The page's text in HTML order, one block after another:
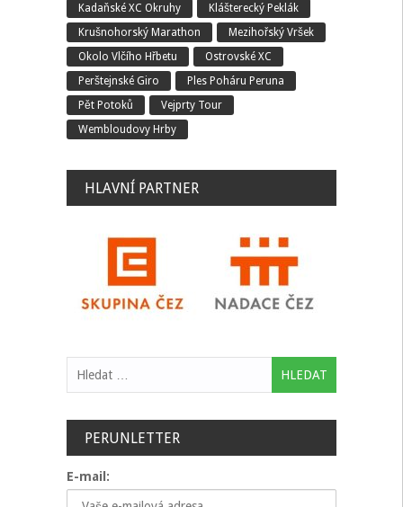
Kadaňské XC Okruhy
Klášterecký Peklák
Krušnohorský Marathon
Mezihořský Vršek
Okolo Vlčího Hřbetu
Ostrovské XC
Perštejnské Giro
Ples Poháru Peruna
Pět Potoků
Vejprty Tour
Wembloudovy Hrby
HLAVNÍ PARTNER
Vyhledávání
PERUNLETTER
E-mail: